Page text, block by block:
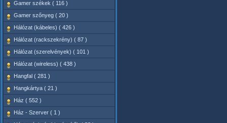
Gamer székek ( 116 )
Gamer szőnyeg ( 20 )
Hálózat (kábeles) ( 426 )
Hálózat (rackszekrény) ( 87 )
Hálózat (szerelvények) ( 101 )
Hálózat (wireless) ( 438 )
Hangfal ( 281 )
Hangkártya ( 21 )
Ház ( 552 )
Ház - Szerver ( 1 )